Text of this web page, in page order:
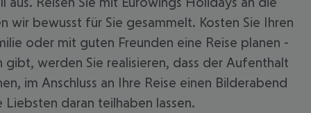
wir bewusst für Sie gesammelt. Kosten Sie Ihren
oder mit guten Freunden eine Reise planen -
werden Sie realisieren, dass der Aufenthalt
im Anschluss an Ihre Reise einen Bilderabend
Liebsten daran teilhaben lassen.